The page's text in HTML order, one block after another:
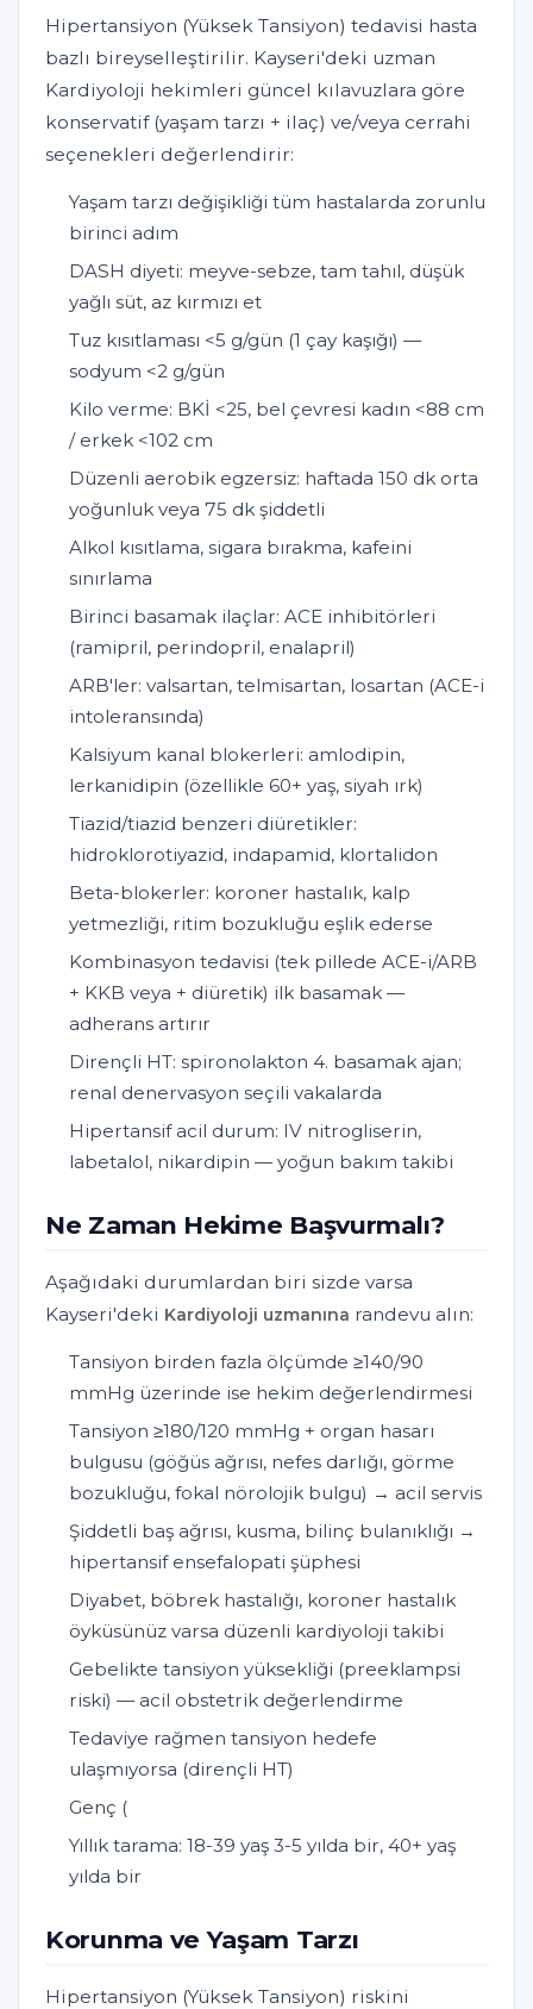
Hipertansiyon (Yüksek Tansiyon) tedavisi hasta
bazlı bireyselleştirilir. Kayseri'deki uzman
Kardiyoloji hekimleri güncel kılavuzlara göre
konservatif (yaşam tarzı + ilaç) ve/veya cerrahi
seçenekleri değerlendirir:
Yaşam tarzı değişikliği tüm hastalarda zorunlu
birinci adım
DASH diyeti: meyve-sebze, tam tahıl, düşük
yağlı süt, az kırmızı et
Tuz kısıtlaması <5 g/gün (1 çay kaşığı) —
sodyum <2 g/gün
Kilo verme: BKİ <25, bel çevresi kadın <88 cm
/ erkek <102 cm
Düzenli aerobik egzersiz: haftada 150 dk orta
yoğunluk veya 75 dk şiddetli
Alkol kısıtlama, sigara bırakma, kafeini
sınırlama
Birinci basamak ilaçlar: ACE inhibitörleri
(ramipril, perindopril, enalapril)
ARB'ler: valsartan, telmisartan, losartan (ACE-i
intoleransında)
Kalsiyum kanal blokerleri: amlodipin,
lerkanidipin (özellikle 60+ yaş, siyah ırk)
Tiazid/tiazid benzeri diüretikler:
hidroklorotiyazid, indapamid, klortalidon
Beta-blokerler: koroner hastalık, kalp
yetmezliği, ritim bozukluğu eşlik ederse
Kombinasyon tedavisi (tek pillede ACE-i/ARB
+ KKB veya + diüretik) ilk basamak —
adherans artırır
Dirençli HT: spironolakton 4. basamak ajan;
renal denervasyon seçili vakalarda
Hipertansif acil durum: IV nitrogliserin,
labetalol, nikardipin — yoğun bakım takibi
Ne Zaman Hekime Başvurmalı?
Aşağıdaki durumlardan biri sizde varsa
Kayseri'deki Kardiyoloji uzmanına randevu alın:
Tansiyon birden fazla ölçümde ≥140/90
mmHg üzerinde ise hekim değerlendirmesi
Tansiyon ≥180/120 mmHg + organ hasarı
bulgusu (göğüs ağrısı, nefes darlığı, görme
bozukluğu, fokal nörolojik bulgu) → acil servis
Şiddetli baş ağrısı, kusma, bilinç bulanıklığı →
hipertansif ensefalopati şüphesi
Diyabet, böbrek hastalığı, koroner hastalık
öyküsünüz varsa düzenli kardiyoloji takibi
Gebelikte tansiyon yüksekliği (preeklampsi
riski) — acil obstetrik değerlendirme
Tedaviye rağmen tansiyon hedefe
ulaşmıyorsa (dirençli HT)
Genç (
Yıllık tarama: 18-39 yaş 3-5 yılda bir, 40+ yaş
yılda bir
Korunma ve Yaşam Tarzı
Hipertansiyon (Yüksek Tansiyon) riskini